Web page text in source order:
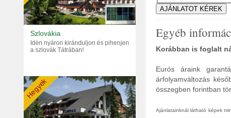
Szlovákia
Idén nyáron kiránduljon és pihenjen
a szlovák Tátrában!
Hegyek
Egyéb
Korábban is foglalt
Eurós áraink
árfolyamváltozás
összegben forintban
Ajánlatainknál látható képek